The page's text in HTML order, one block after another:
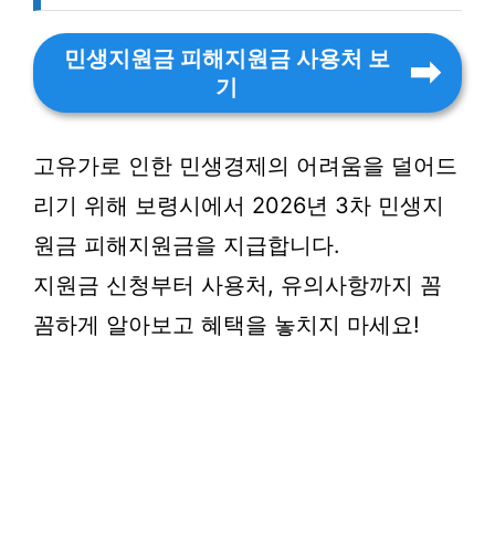
민생지원금 피해지원금 사용처 보
기
고유가로 인한 민생경제의 어려움을 덜어드
리기 위해 보령시에서 2026년 3차 민생지
원금 피해지원금을 지급합니다.
지원금 신청부터 사용처, 유의사항까지 꼼
꼼하게 알아보고 혜택을 놓치지 마세요!